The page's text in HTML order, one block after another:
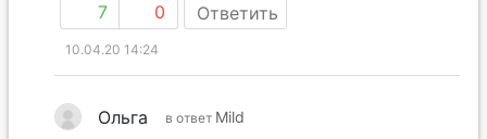
7 0 Ответить
10.04.20 14:24
Ольга в ответ Mild